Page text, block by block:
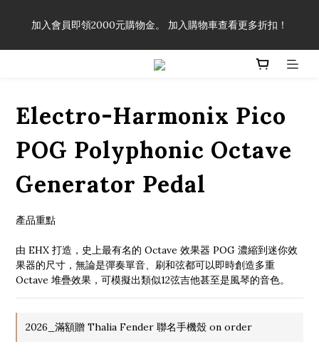
享有弦線、配件終生89折優惠！
加入會員即領2000元購物金。 加入購物車查看更多折扣！
「一生弦命！」單筆購買弦線、配件滿$999（不含運費），即可
Electro-Harmonix Pico
POG Polyphonic Octave
Generator Pedal
產品重點
由 EHX 打造，史上最有名的 Octave 效果器 POG 濃縮到迷你效
果器的尺寸，無論是彈奏單音、刷和弦都可以即時創造多重
Octave 堆疊效果，可模擬出類似12弦吉他甚至是風琴的音色。
2026_滿額贈 Thalia Fender 聯名手機殼 on order